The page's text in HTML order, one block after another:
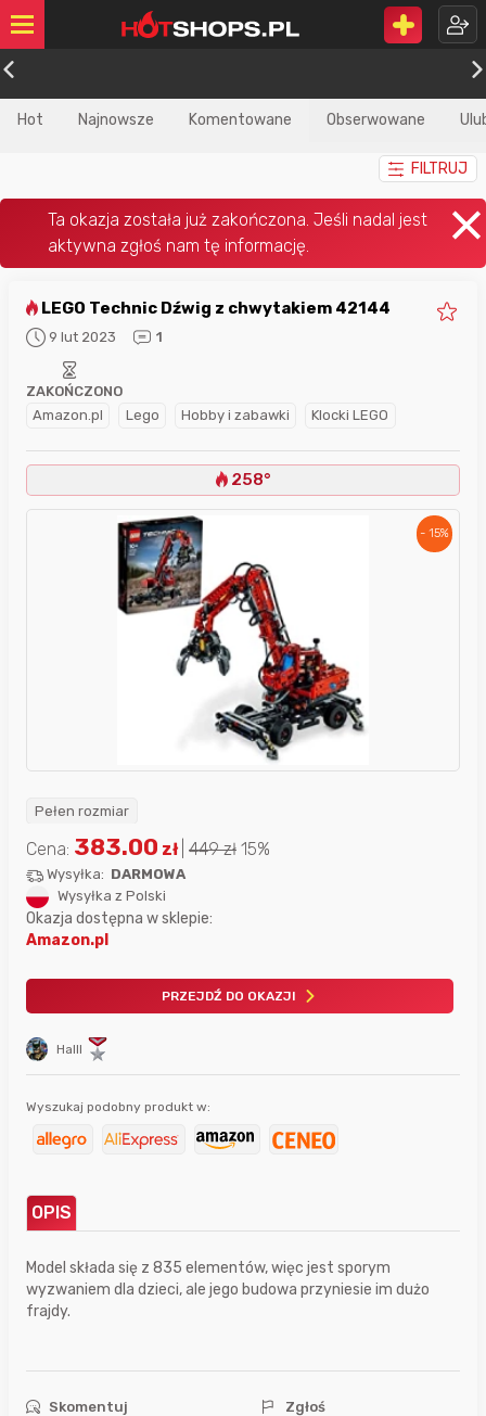
Hot Najnowsze Komentowane Obserwowane
FILTRUJ
LEGO Technic Dźwig z chwytakiem 42144
9 lut 2023 1
Amazon.pl Lego Hobby i zabawki Klocki LEGO
ZAKOŃCZONO
258°
- 15%
Pełen rozmiar
Halll
Cena: 383.00 zł 449zł 15%
Wysyłka: DARMOWA
Wysyłka z Polski
Okazja dostępna w sklepie:
Amazon.pl
PRZEJDŹ DO OKAZJI
Wyszukaj podobny produkt w:
OPIS
Model składa się z 835 elementów, więc jest sporym
wyzwaniem dla dzieci, ale jego budowa przyniesie im dużo
frajdy.
Skomentuj Zgłoś